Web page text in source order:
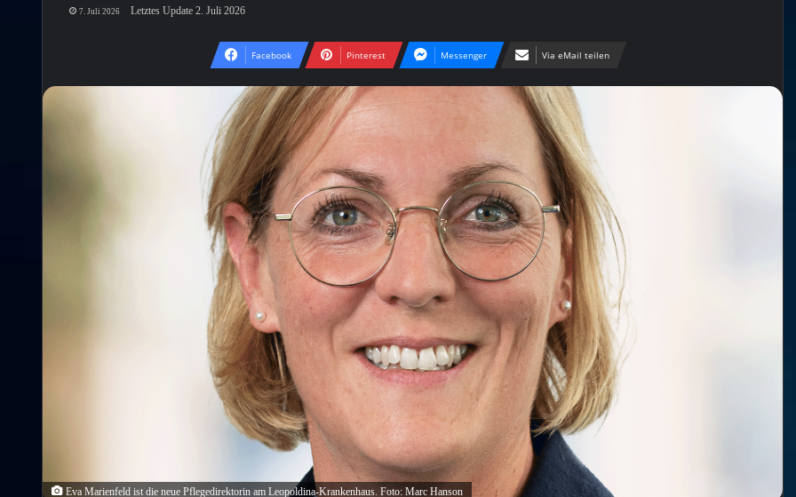
7. Juli 2026 Letztes Update 2. Juli 2026
Facebook Pinterest Messenger Via eMail teilen
Eva Marienfeld ist die neue Pflegedirektorin am Leopoldina-Krankenhaus. Foto: Marc Hanson